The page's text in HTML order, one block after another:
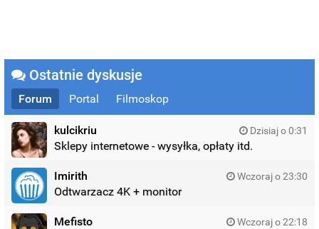
Ostatnie dyskusje
Forum Portal Filmoskop
kulcikriu Dzisiaj o 0:31
Sklepy internetowe - wysyłka, opłaty itd.
Imirith Wczoraj o 23:30
Odtwarzacz 4K + monitor
Mefisto Wczoraj o 22:18